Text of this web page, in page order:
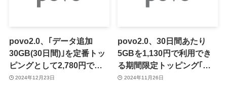
povo2.0、｢データ追加
30GB(30日間)｣を定番トッ
ピングとして2,780円で提
供へ
2024年12月23日
povo2.0、30日間あたり
5GBを1,130円で利用でき
る期間限定トッピング｢デ
ータ追加30GB(180日間)｣
2024年11月26日